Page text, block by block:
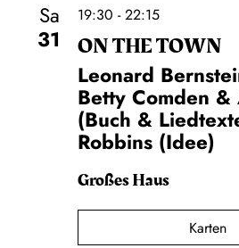
Sa
31
19:30 - 22:15
ON THE TOWN
Leonard
Betty Comden
(Buch &
Robbins (Idee)
Großes Haus
Karten